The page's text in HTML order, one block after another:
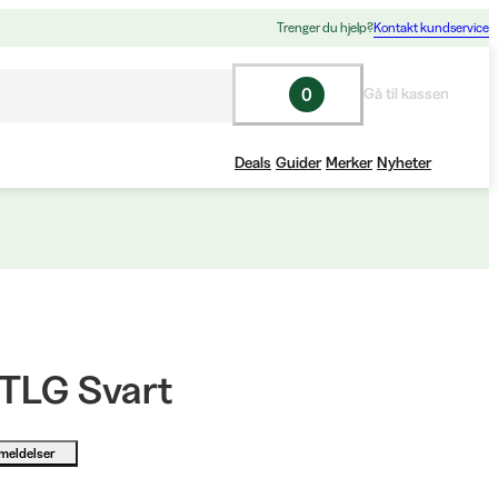
Trenger du hjelp?Kontakt kundservice
0 Gå til kassen
Deals Guider Merker Nyheter
Svart